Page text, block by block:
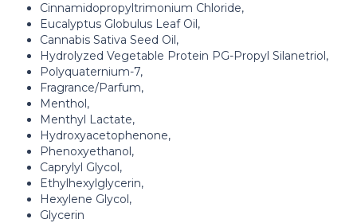
Cinnamidopropyltrimonium Chloride,
Eucalyptus Globulus Leaf Oil,
Cannabis Sativa Seed Oil,
Hydrolyzed Vegetable Protein PG-Propyl Silanetriol,
Polyquaternium-7,
Fragrance/Parfum,
Menthol,
Menthyl Lactate,
Hydroxyacetophenone,
Phenoxyethanol,
Caprylyl Glycol,
Ethylhexylglycerin,
Hexylene Glycol,
Glycerin